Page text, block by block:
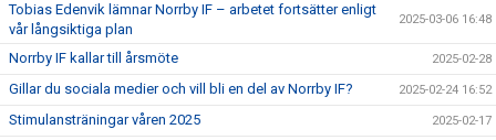
Tobias Edenvik lämnar Norrby IF – arbetet fortsätter enligt
vår långsiktiga plan
2025-03-06 16:48
Norrby IF kallar till årsmöte 2025-02-28
Gillar du sociala medier och vill bli en del av Norrby IF? 2025-02-24 16:52
Stimulansträningar våren 2025 2025-02-17